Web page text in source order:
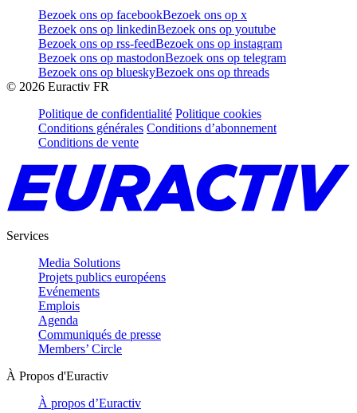
Bezoek ons op facebookBezoek ons op x
Bezoek ons op linkedinBezoek ons op youtube
Bezoek ons op rss-feedBezoek ons op instagram
Bezoek ons op mastodonBezoek ons op telegram
Bezoek ons op blueskyBezoek ons op threads
© 2026 Euractiv FR
Politique de confidentialité Politique cookies
Conditions générales Conditions d’abonnement
Conditions de vente
Services
Media Solutions
Projets publics européens
Evénements
Emplois
Agenda
Communiqués de presse
Members’ Circle
À Propos d'Euractiv
À propos d’Euractiv